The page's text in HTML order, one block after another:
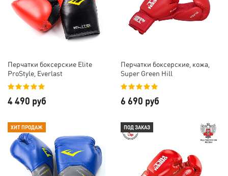
Перчатки боксерские Elite
ProStyle, Everlast
4 490 руб
Перчатки боксерские, кожа,
Super Green Hill
6 690 руб
ХИТ ПРОДАЖ ПОД ЗАКАЗ